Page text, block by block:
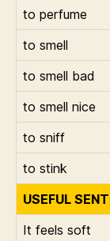
to perfume
to smell
to smell bad
to smell nice
to sniff
to stink
USEFUL
It feels soft